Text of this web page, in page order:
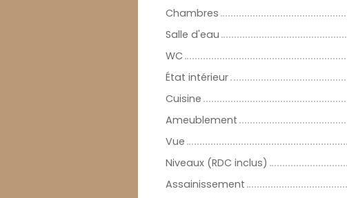
Chambres
Salle d'eau
WC
État intérieur
Cuisine
Ameublement
Vue
Niveaux (RDC inclus)
Assainissement